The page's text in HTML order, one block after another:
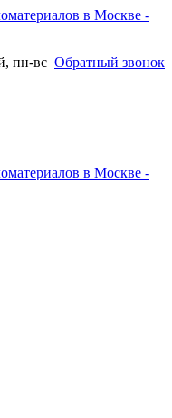
Обратный звонок
пн-вс